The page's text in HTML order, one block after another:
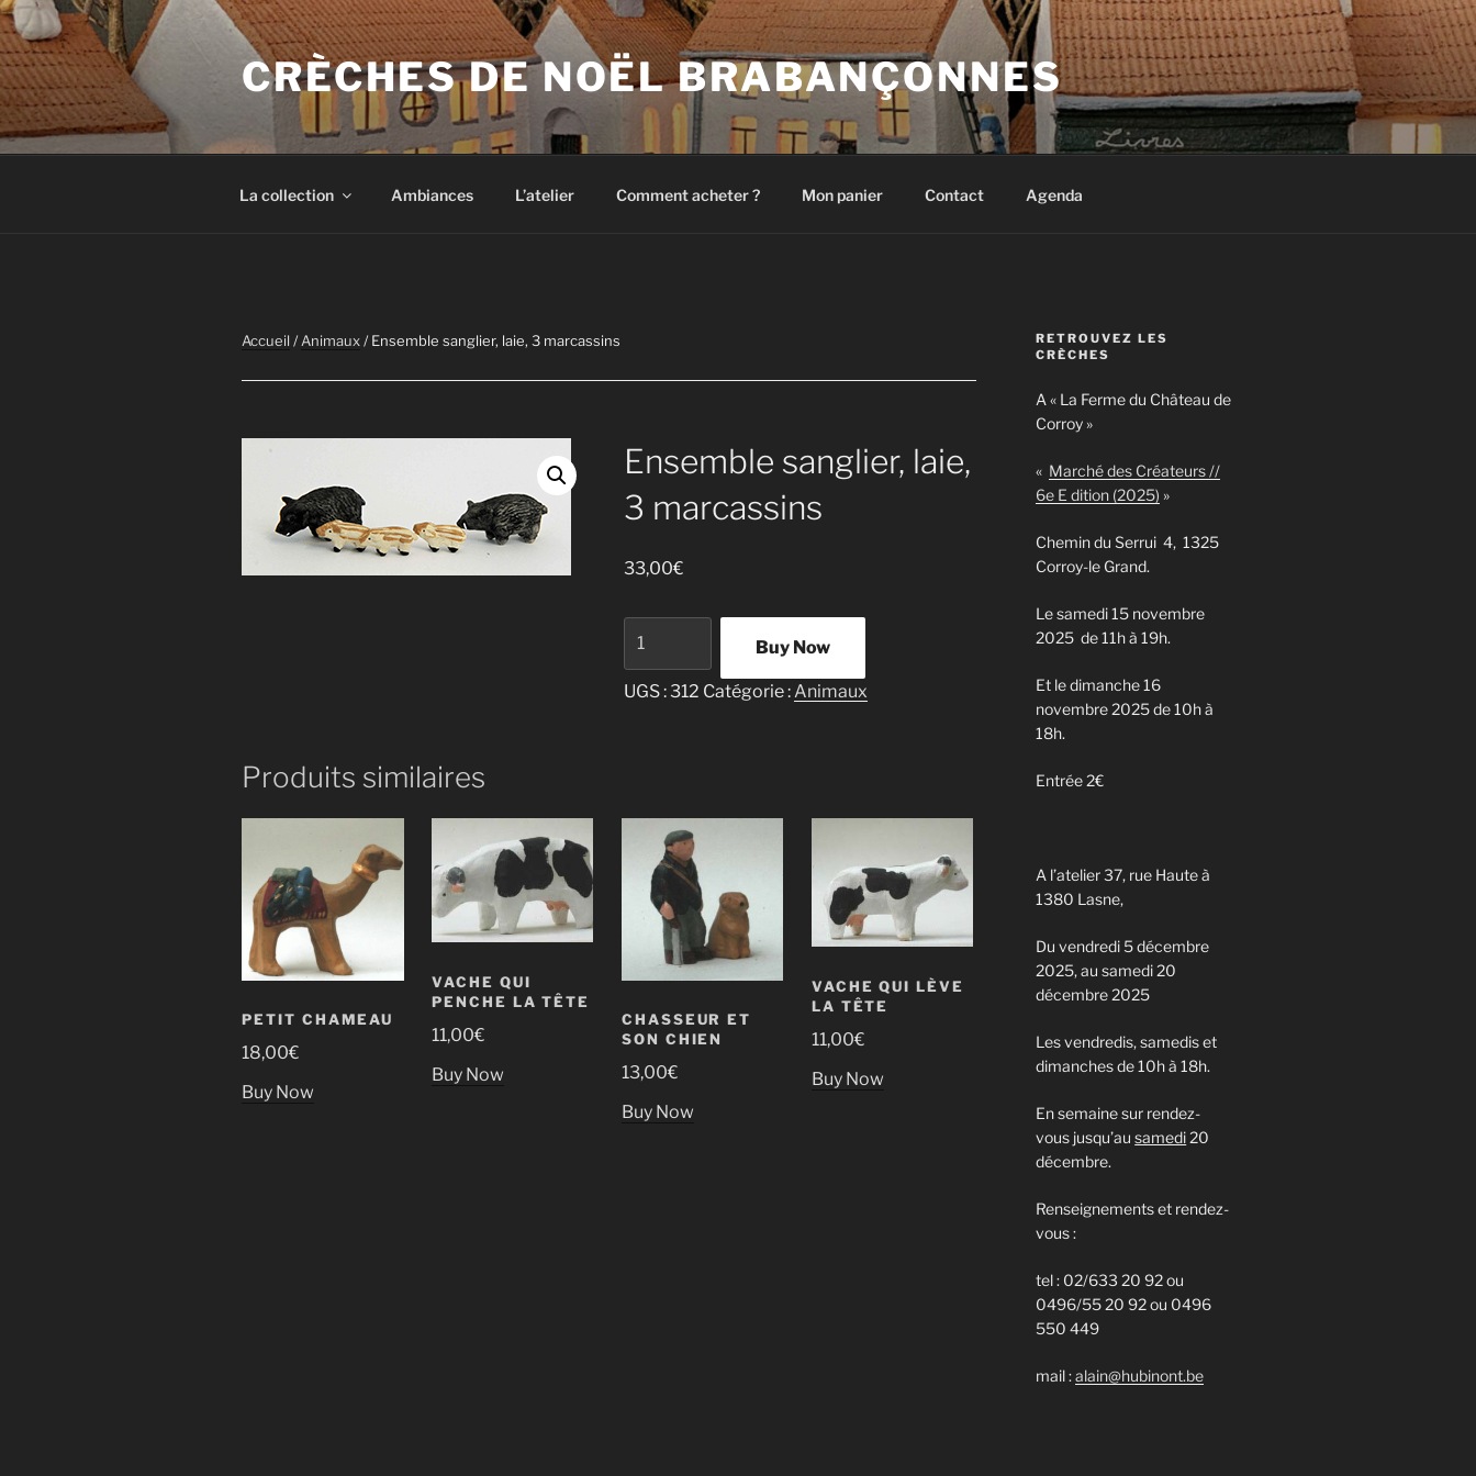
Aller
au
contenu
principal
CRÈCHES DE NOËL BRABANÇONNES
La collection Ambiances L’atelier Comment acheter ? Mon panier Contact Agenda
Accueil /Animaux/ Ensemble sanglier, laie, 3 marcassins
Ensemble sanglier, laie,
3 marcassins
33,00€
de
Ensemble
Buy Now
UGS :312 Catégorie : Animaux
Produits similaires
PETIT CHAMEAU
18,00€
Buy Now
VACHE QUI
PENCHE LA TÊTE
11,00€
Buy Now
CHASSEUR ET
SON CHIEN
13,00€
Buy Now
VACHE QUI LÈVE
LA TÊTE
11,00€
Buy Now
RETROUVEZ LES
CRÈCHES
A « La Ferme du Château de
Corroy »
« Marché des Créateurs //
6e E dition (2025) »
Chemin du Serrui 4, 1325
Corroy-le Grand.
Le samedi 15 novembre
2025 de 11h à 19h.
Et le dimanche 16
novembre 2025 de 10h à
18h.
Entrée 2€
A l’atelier 37, rue Haute à
1380 Lasne,
Du vendredi 5 décembre
2025, au samedi 20
décembre 2025
Les vendredis, samedis et
dimanches de 10h à 18h.
En semaine sur rendez-
vous jusqu’ausamedi20
décembre.
Renseignements et rendez-
vous :
tel : 02/633 20 92 ou
0496/55 20 92 ou 0496
550 449
mail :alain@hubinont.be